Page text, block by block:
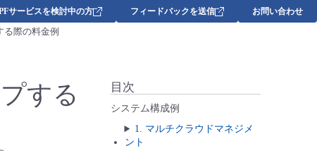
サービスを検討中の方 フィードバックを送信 お問い合わせ
る際の料金例
する
目次
システム構成例
1. マルチクラウドマネジメ
ント